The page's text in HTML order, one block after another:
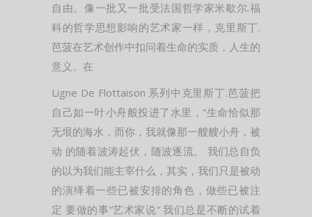
自由。像一批又一批受法国哲学家米歇尔.福
科的哲学思想影响的艺术家一样，克里斯丁.
芭菠在艺术创作中扣问着生命的实质，人生的
意义。在
Ligne De Flottaison 系列中克里斯丁.芭菠把
自己如一叶小舟般投进了水里，“生命恰似那
无垠的海水，而你，我就像那一艘艘小舟，被
动 的随着波涛起伏，随波逐流。 我们总自负
的以为我们能主宰什么，其实，我们只是被动
的演绎着一些已被安排的角色，做些已被注
定 要做的事”艺术家说“ 我们总是不断的试着